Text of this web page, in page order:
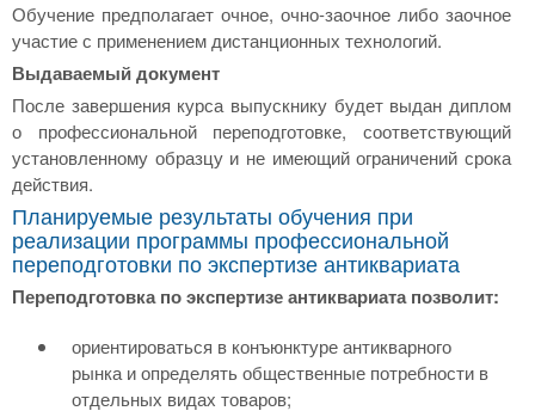
Обучение предполагает очное, очно-заочное либо заочное
участие с применением дистанционных технологий.
Выдаваемый документ
После завершения курса выпускнику будет выдан диплом
о профессиональной переподготовке, соответствующий
установленному образцу и не имеющий ограничений срока
действия.
Планируемые результаты обучения при
реализации программы профессиональной
переподготовки по экспертизе антиквариата
Переподготовка по экспертизе антиквариата позволит:
ориентироваться в конъюнктуре антикварного
рынка и определять общественные потребности в
отдельных видах товаров;